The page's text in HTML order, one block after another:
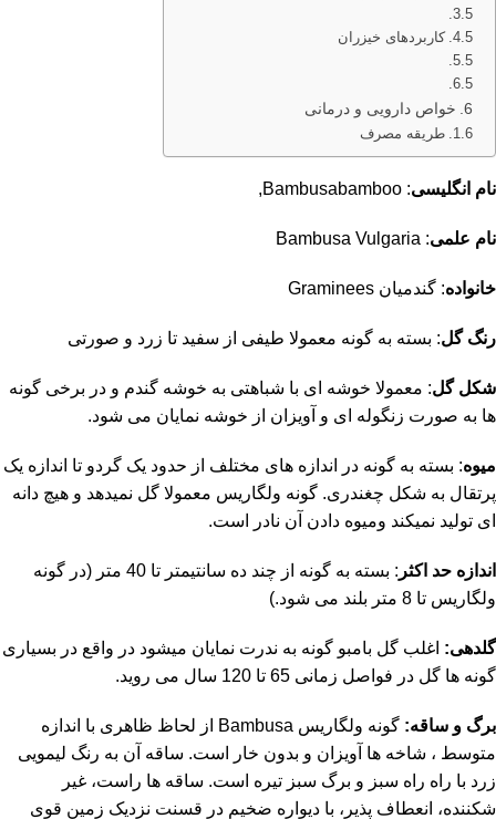
کاربردهای خیزران
خواص دارویی و درمانی
طریقه مصرف
نام انگلیسی: Bambusabamboo,
نام علمی: Bambusa Vulgaria
خانواده: گندمیان Graminees
رنگ گل: بسته به گونه معمولا طیفی از سفید تا زرد و صورتی
شکل گل: معمولا خوشه ای با شباهتی به خوشه گندم و در برخی گونه
ها به صورت زنگوله ای و آویزان از خوشه نمایان می شود.
میوه: بسته به گونه در اندازه های مختلف از حدود یک گردو تا اندازه یک
پرتقال به شکل چغندری. گونه ولگاریس معمولا گل نمیدهد و هیچ دانه
ای تولید نمیکند ومیوه دادن آن نادر است.
اندازه حد اکثر
: بسته به گونه از چند ده سانتیمتر تا 40 متر (در گونه
ولگاریس تا 8 متر بلند می شود.)
گلدهی: اغلب گل بامبو گونه به ندرت نمایان میشود در واقع در بسیاری
گونه ها گل در فواصل زمانی 65 تا 120 سال می روید.
برگ و ساقه:
گونه ولگاریس Bambusa از لحاظ ظاهری با اندازه
متوسط ​​، شاخه ها آویزان و بدون خار است. ساقه آن به رنگ لیمویی
زرد با راه راه سبز و برگ سبز تیره است. ساقه ها راست، غیر
شکننده، انعطاف پذیر، با دیواره ضخیم در قسنت نزدیک زمین قوی